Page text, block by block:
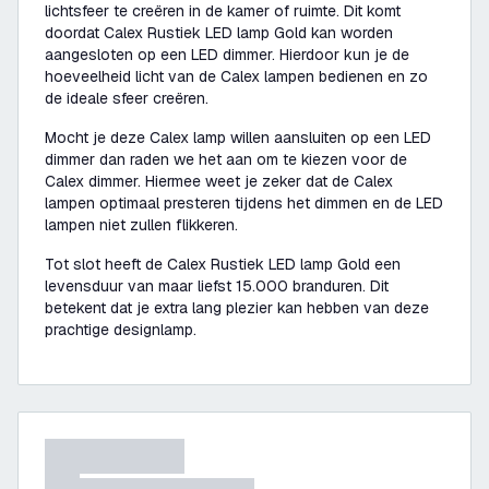
lichtsfeer te creëren in de kamer of ruimte. Dit komt
doordat Calex Rustiek LED lamp Gold kan worden
aangesloten op een LED dimmer. Hierdoor kun je de
hoeveelheid licht van de Calex lampen bedienen en zo
de ideale sfeer creëren.
Mocht je deze Calex lamp willen aansluiten op een LED
dimmer dan raden we het aan om te kiezen voor de
Calex dimmer. Hiermee weet je zeker dat de Calex
lampen optimaal presteren tijdens het dimmen en de LED
lampen niet zullen flikkeren.
Tot slot heeft de Calex Rustiek LED lamp Gold een
levensduur van maar liefst 15.000 branduren. Dit
betekent dat je extra lang plezier kan hebben van deze
prachtige designlamp.